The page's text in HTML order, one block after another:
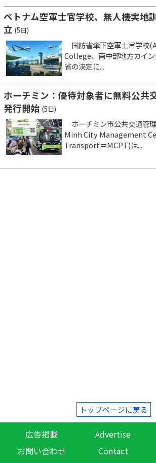
ベトナム空軍士官学校、無人機実地
立 (5日)
国防省傘下空軍士官学校
College、南中部地方カイ
省の決定に...
ホーチミン：優待対象者に無料公共
発行開始 (5日)
ホーチミン市公共交通管
Minh City Management
Transport＝MCPT)は...
トップページに戻る
広告掲載 Advertise
お問い合わせ
Contact